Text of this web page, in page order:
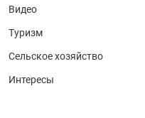
Видео
Туризм
Сельское хозяйство
Интересы